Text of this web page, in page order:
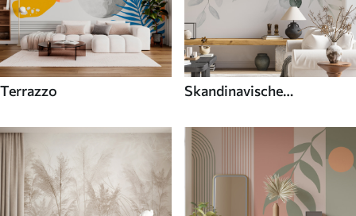
Terrazzo
Skandinavische